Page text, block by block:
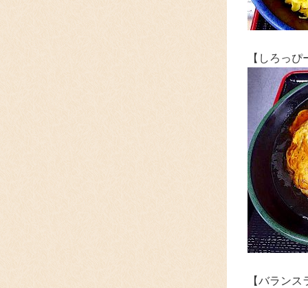
【しろっ
【バランス